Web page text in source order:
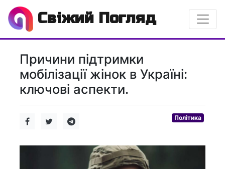
Свіжий Погляд
Причини підтримки
мобілізації жінок в Україні:
ключові аспекти.
Політика